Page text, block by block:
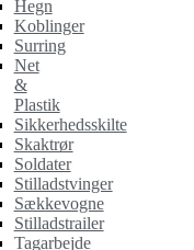
Hegn
Koblinger
Surring
Net
&
Plastik
Sikkerhedsskilte
Skaktrør
Soldater
Stilladstvinger
Sækkevogne
Stilladstrailer
Tagarbejde